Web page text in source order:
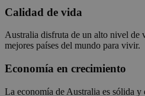
Calidad de vida
Australia disfruta de un alto nivel de
mejores países del mundo para vivir.
Economía en crecimiento
La economía de Australia es sólida y